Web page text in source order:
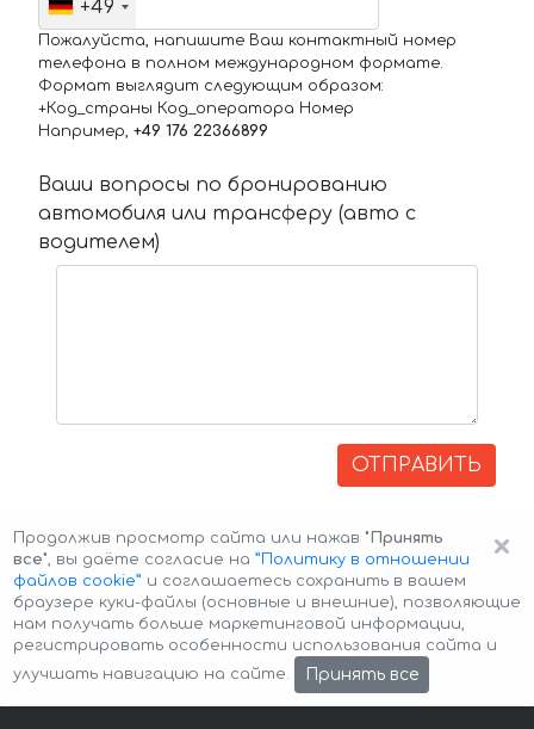
+49
Пожалуйста, напишите Ваш контактный номер
телефона в полном международном формате.
Формат выглядит следующим образом:
+Код_страны Код_оператора Номер
Например, +49 176 22366899
Ваши вопросы по бронированию
автомобиля или трансферу (авто с
водителем)
ОТПРАВИТЬ
Авторские права © 2026 Авто-Аренда Cookie Policy
×
Продолжив просмотр сайта или нажав "Принять
все", вы даёте согласие на ”Политику в отношении
файлов cookie” и соглашаетесь сохранить в вашем
браузере куки-файлы (основные и внешние), позволяющие
нам получать больше маркетинговой информации,
регистрировать особенности использования сайта и
улучшать навигацию на сайте.
Принять все